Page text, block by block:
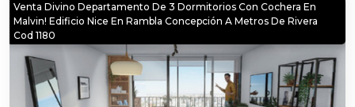
Venta Divino Departamento De 3 Dormitorios Con Cochera En
Malvin! Edificio Nice En Rambla Concepción A Metros De Rivera
Cod 1180